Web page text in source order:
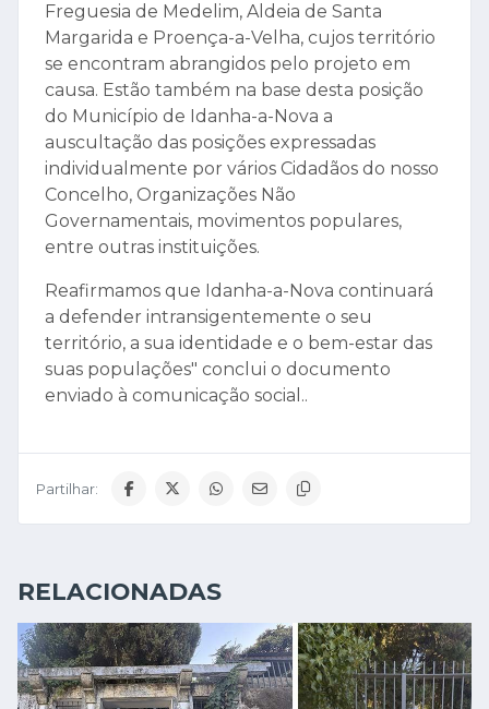
Freguesia de Medelim, Aldeia de Santa
Margarida e Proença-a-Velha, cujos território
se encontram abrangidos pelo projeto em
causa. Estão também na base desta posição
do Município de Idanha-a-Nova a
auscultação das posições expressadas
individualmente por vários Cidadãos do nosso
Concelho, Organizações Não
Governamentais, movimentos populares,
entre outras instituições.
Reafirmamos que Idanha-a-Nova continuará
a defender intransigentemente o seu
território, a sua identidade e o bem-estar das
suas populações" conclui o documento
enviado à comunicação social..
Partilhar:
RELACIONADAS